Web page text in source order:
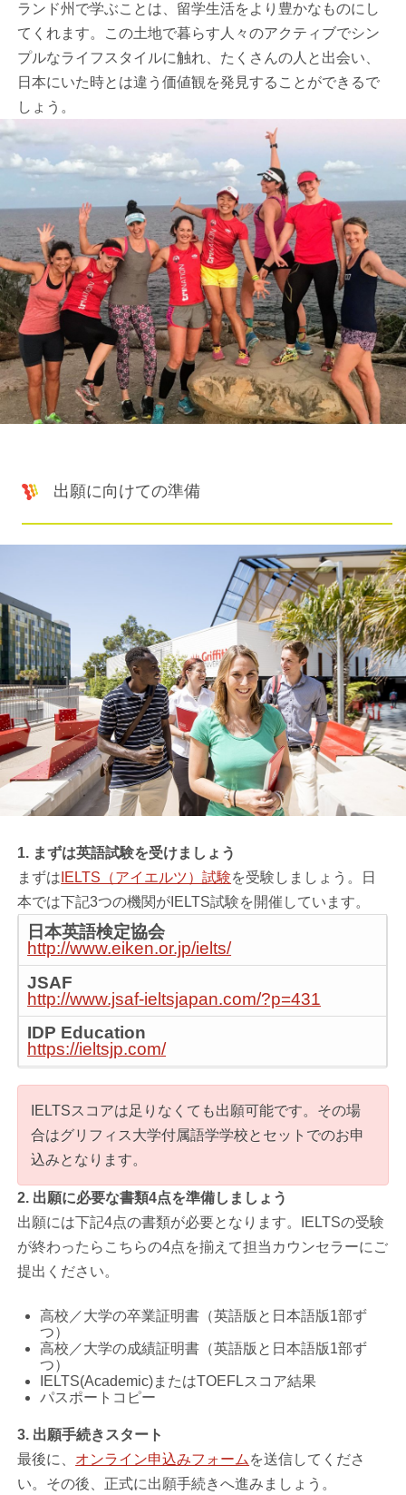
ランド州で学ぶことは、留学生活をより豊かなものにし
てくれます。この土地で暮らす人々のアクティブでシン
プルなライフスタイルに触れ、たくさんの人と出会い、
日本にいた時とは違う価値観を発見することができるで
しょう。
出願に向けての準備
1. まずは英語試験を受けましょう
まずは IELTS（アイエルツ）試験を受験しましょう。日
本では下記3つの機関がIELTS試験を開催しています。
日本英語検定協会
http://www.eiken.or.jp/ielts/
JSAF
http://www.jsaf-ieltsjapan.com/?p=431
IDP Education
https://ieltsjp.com/
IELTSスコアは足りなくても出願可能です。その場
合はグリフィス大学付属語学学校とセットでのお申
込みとなります。
2. 出願に必要な書類4点を準備しましょう
出願には下記4点の書類が必要となります。IELTSの受験
が終わったらこちらの4点を揃えて担当カウンセラーにご
提出ください。
高校／大学の卒業証明書（英語版と日本語版1部ず
つ）
高校／大学の成績証明書（英語版と日本語版1部ず
つ）
IELTS(Academic)またはTOEFLスコア結果
パスポートコピー
3. 出願手続きスタート
最後に、 オンライン申込みフォーム を送信してくださ
い。その後、正式に出願手続きへ進みましょう。